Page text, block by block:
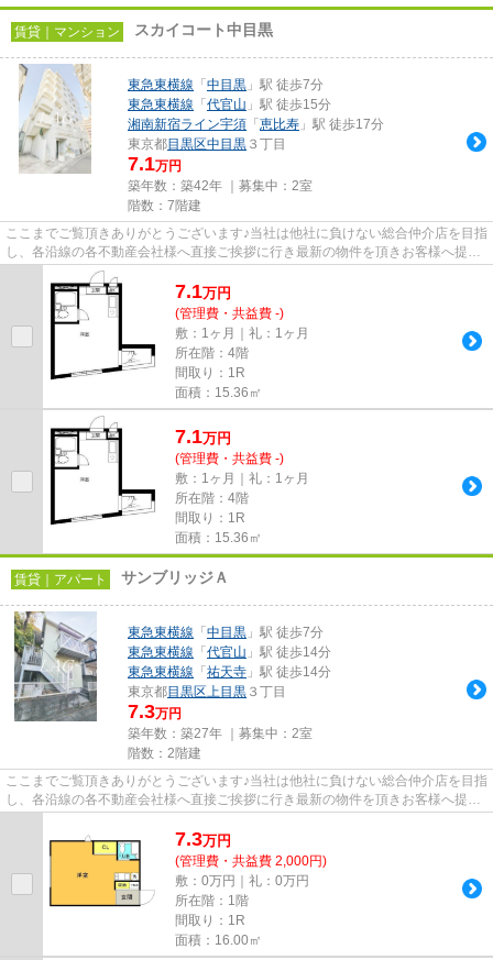
賃貸｜マンション スカイコート中目黒
東急東横線 「 中目黒 」駅 徒歩7分
東急東横線 「 代官山 」駅 徒歩15分
湘南新宿ライン宇須 「 恵比寿 」駅 徒歩17分
東京都目黒区中目黒 ３丁目
7.1万円
築年数：築42年 ｜募集中： 2室
階数：7階建
ここまでご覧頂きありがとうございます♪当社は他社に負けない総合仲介店を目指
し、各沿線の各不動産会社様へ直接ご挨拶に行き最新の物件を頂きお客様へ提供
しております！最新の情報は...
7.1万円
(管理費・共益費 -)
敷：1ヶ月｜礼：1ヶ月
所在階：4階
間取り：1R
面積：15.36㎡
7.1万円
(管理費・共益費 -)
敷：1ヶ月｜礼：1ヶ月
所在階：4階
間取り：1R
面積：15.36㎡
賃貸｜アパート サンブリッジＡ
東急東横線 「 中目黒 」駅 徒歩7分
東急東横線 「 代官山 」駅 徒歩14分
東急東横線 「 祐天寺 」駅 徒歩14分
東京都目黒区上目黒 ３丁目
7.3万円
築年数：築27年 ｜募集中： 2室
階数：2階建
ここまでご覧頂きありがとうございます♪当社は他社に負けない総合仲介店を目指
し、各沿線の各不動産会社様へ直接ご挨拶に行き最新の物件を頂きお客様へ提供
7.3万円
(管理費・共益費 2,000円)
敷：0万円｜礼：0万円
所在階：1階
間取り：1R
面積：16.00㎡